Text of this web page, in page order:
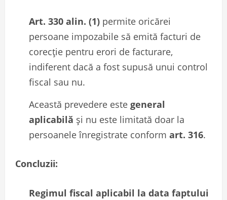
Art. 330 alin. (1) permite oricărei
persoane impozabile să emită facturi de
corecție pentru erori de facturare,
indiferent dacă a fost supusă unui control
fiscal sau nu.
Această prevedere este general
aplicabilă și nu este limitată doar la
persoanele înregistrate conform art. 316.
Concluzii:
Regimul fiscal aplicabil la data faptului